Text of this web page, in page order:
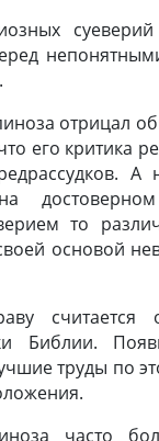
отрицал
его критика
А
на
то
основой
считается
Библии.
труды по
часто